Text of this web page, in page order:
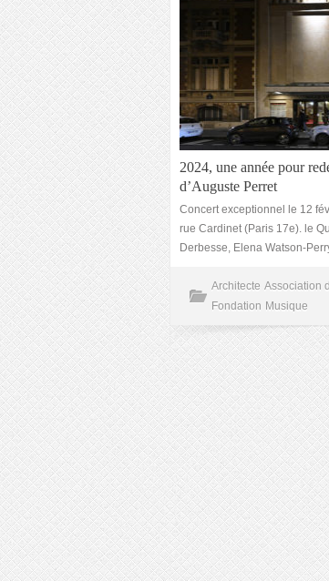
2024, une année pour
d’Auguste Perret
Concert exceptionnel le 12
rue Cardinet (Paris 17e). le
Derbesse, Elena Watson-
Architecte Association
Fondation Musique